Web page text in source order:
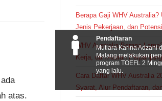
atas.
Berapa Gaji WHV
Jenis Pekerjaan, dan
WHV Australia Berapa
Kerja, dan Aturan
Cara Daftar WHV Australia
Syarat, Alur Pendaftaran,
Pendaftaran
Mutiara Karina Adzani
Malang melakukan
program TOEFL 2
yang lalu.